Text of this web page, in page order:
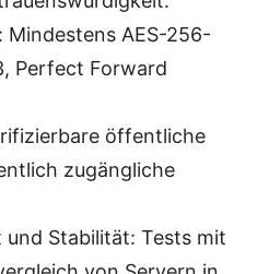
Mindestens AES-256-
Perfect Forward
öffentliche
zugängliche
und Stabilität: Tests mit